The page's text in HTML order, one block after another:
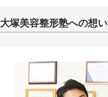
大塚美容整形塾への想い